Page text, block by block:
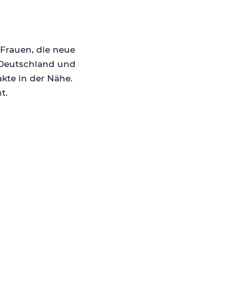
die neue
und
in der Nähe.